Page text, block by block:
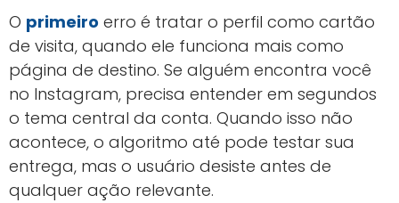
O primeiro erro é tratar o perfil como cartão
de visita, quando ele funciona mais como
página de destino. Se alguém encontra você
no Instagram, precisa entender em segundos
o tema central da conta. Quando isso não
acontece, o algoritmo até pode testar sua
entrega, mas o usuário desiste antes de
qualquer ação relevante.